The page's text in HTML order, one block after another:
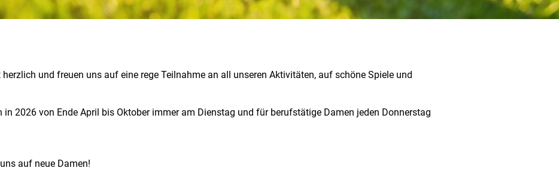
und freuen uns auf eine rege Teilnahme an all unseren Aktivitäten, auf schöne Spiele und
2026 von Ende April bis Oktober immer am Dienstag und für berufstätige Damen jeden Donnerstag
auf neue Damen!